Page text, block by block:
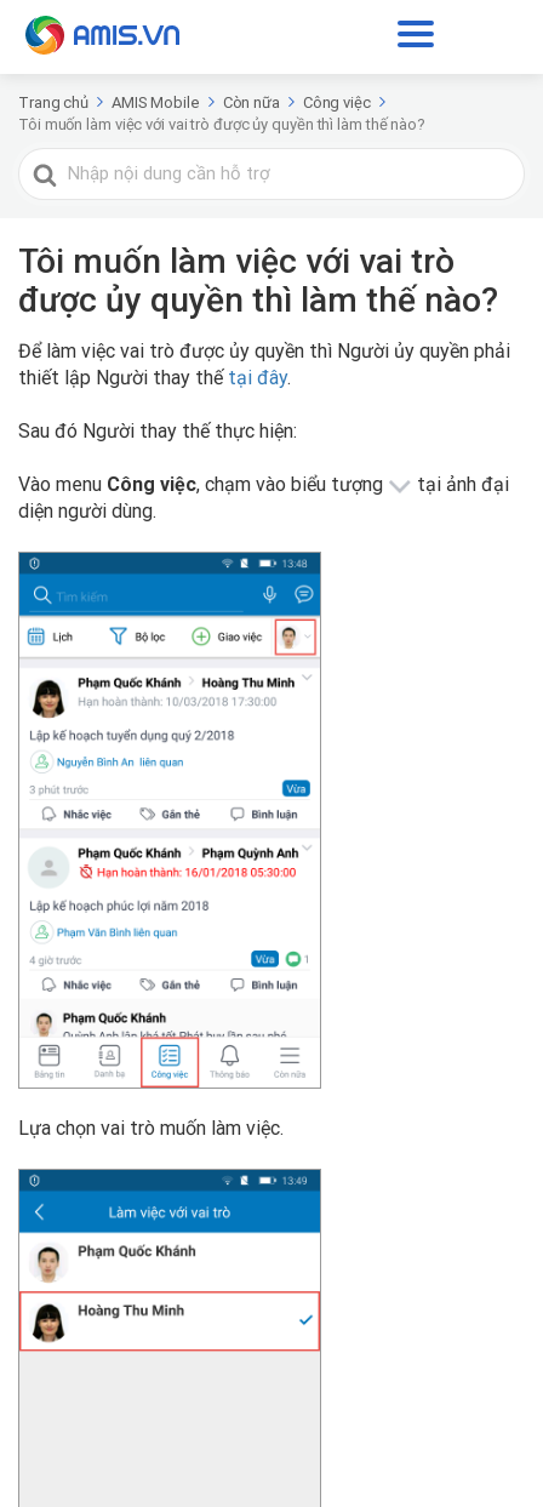
Trang chủ AMIS Mobile Còn nữa
Công việc
Tôi muốn làm việc với vai trò được ủy quyền thì làm thế nào?
Tìm
kiếm
Tôi muốn làm việc với vai trò
được ủy quyền thì làm thế nào?
Để làm việc vai trò được ủy quyền thì Người ủy quyền phải
thiết lập Người thay thế tại đây.
Sau đó Người thay thế thực hiện:
Vào menu Công việc, chạm vào biểu tượng
tại ảnh đại
diện người dùng.
Lựa chọn vai trò muốn làm việc.